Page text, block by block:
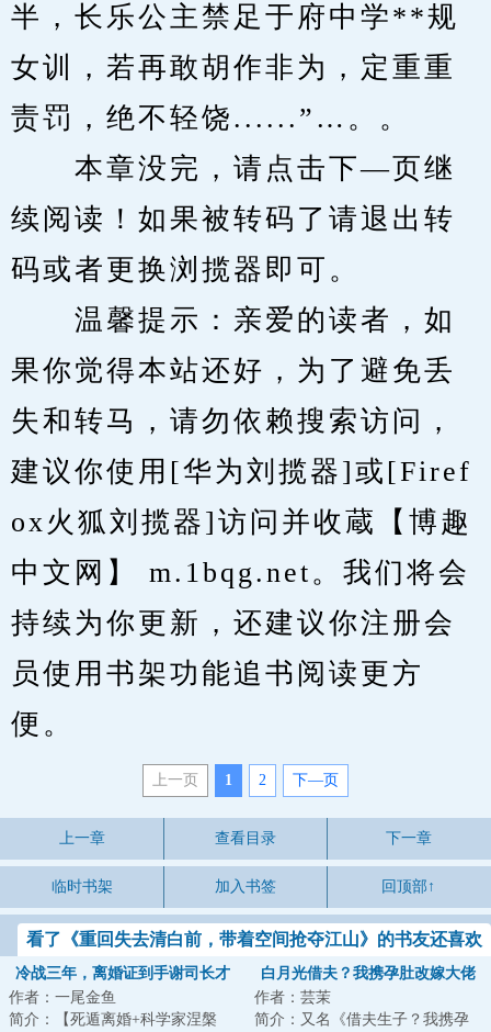
半，长乐公主禁足于府中学**规
女训，若再敢胡作非为，定重重
责罚，绝不轻饶......”…。。
本章没完，请点击下—页继
续阅读！如果被转码了请退出转
码或者更换浏揽器即可。
温馨提示：亲爱的读者，如
果你觉得本站还好，为了避免丢
失和转马，请勿依赖搜索访问，
建议你使用[华为刘揽器]或[Firef
ox火狐刘揽器]访问并收蔵【博趣
中文网】 m.1bqg.net。我们将会
持续为你更新，还建议你注册会
员使用书架功能追书阅读更方
便。
上一页 1 2 下—页
上一章 查看目录 下一章
临时书架 加入书签 回顶部↑
看了《重回失去清白前，带着空间抢夺江山》的书友还喜欢
看
冷战三年，离婚证到手谢司长才
说爱我
作者：一尾金鱼
简介：【死遁离婚+科学家涅槃
白月光借夫？我携孕肚改嫁大佬
作者：芸茉
简介：又名《借夫生子？我携孕